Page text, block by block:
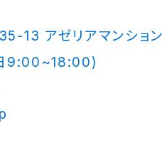
13 アゼリアマンショ
9:00~18:00)